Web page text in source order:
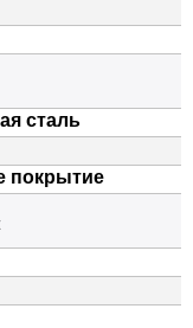
сталь
покрытие